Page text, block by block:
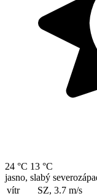
24 °C 13 °C
jasno, slabý
vítr
SZ, 3.7 m/s